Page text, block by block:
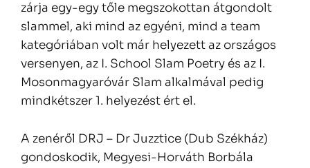
zárja egy-egy tőle megszokottan átgondolt
slammel, aki mind az egyéni, mind a team
kategóriában volt már helyezett az országos
versenyen, az I. School Slam Poetry és az I.
Mosonmagyaróvár Slam alkalmával pedig
mindkétszer 1. helyezést ért el.
A zenéről DRJ – Dr Juzztice (Dub Székház)
gondoskodik, Megyesi-Horváth Borbála